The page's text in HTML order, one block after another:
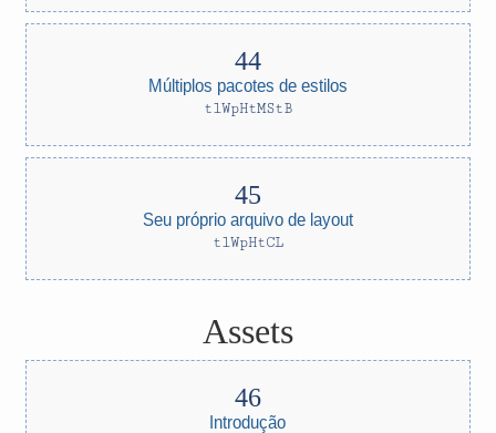
Múltiplos pacotes de estilos
tlWpHtMStB
Seu próprio arquivo de layout
tlWpHtCL
Assets
Introdução